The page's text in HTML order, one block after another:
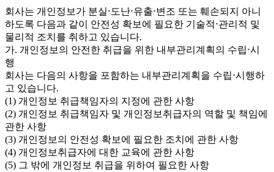
회사는 개인정보가 분실⋅도난⋅유출⋅변조 또는 훼손되지 아니
하도록 다음과 같이 안전성 확보에 필요한 기술적⋅관리적 및
물리적 조치를 취하고 있습니다.
가. 개인정보의 안전한 취급을 위한 내부관리계획의 수립⋅시
행
회사는 다음의 사항을 포함하는 내부관리계획을 수립⋅시행하
고 있습니다.
(1) 개인정보 취급책임자의 지정에 관한 사항
(2) 개인정보 취급책임자 및 개인정보취급자의 역할 및 책임에
관한 사항
(3) 개인정보의 안전성 확보에 필요한 조치에 관한 사항
(4) 개인정보취급자에 대한 교육에 관한 사항
(5) 그 밖에 개인정보 취급을 위하여 필요한 사항